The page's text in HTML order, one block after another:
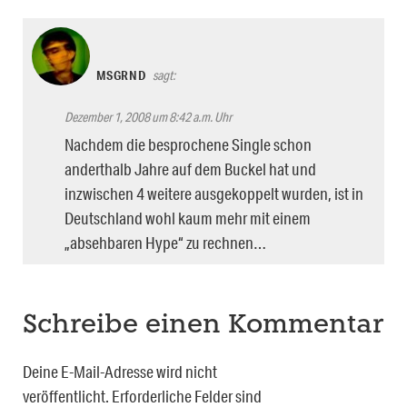
MSGRND sagt:
Dezember 1, 2008 um 8:42 a.m. Uhr
Nachdem die besprochene Single schon
anderthalb Jahre auf dem Buckel hat und
inzwischen 4 weitere ausgekoppelt wurden, ist in
Deutschland wohl kaum mehr mit einem
„absehbaren Hype“ zu rechnen…
Schreibe einen Kommentar
Deine E-Mail-Adresse wird nicht
veröffentlicht. Erforderliche Felder sind